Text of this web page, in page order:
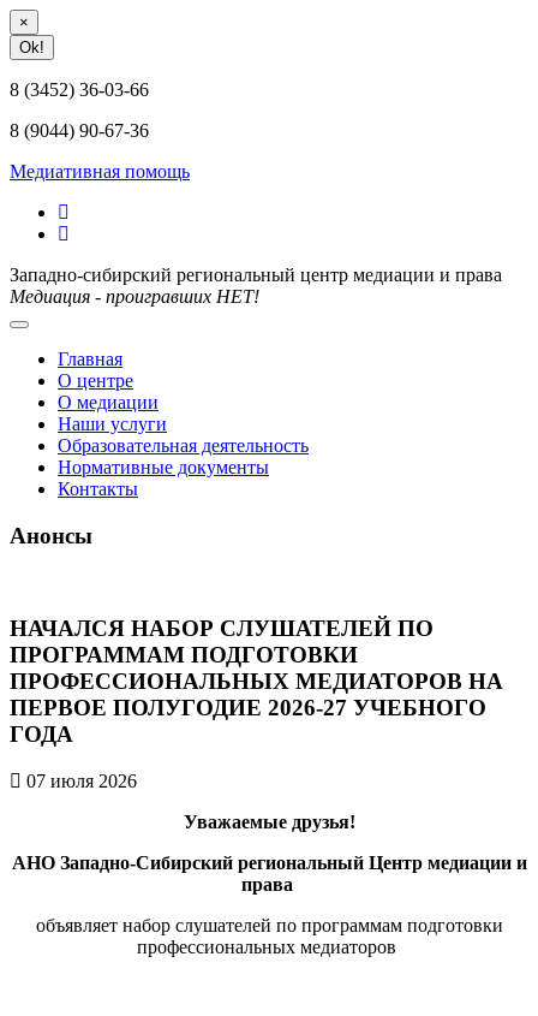
×
Ok!
8 (3452) 36-03-66
8 (9044) 90-67-36
Медиативная помощь
Западно-сибирский региональный центр медиации и права
Медиация - проигравших НЕТ!
Главная
О центре
О медиации
Наши услуги
Образовательная деятельность
Нормативные документы
Контакты
Анонсы
НАЧАЛСЯ НАБОР СЛУШАТЕЛЕЙ ПО
ПРОГРАММАМ ПОДГОТОВКИ
ПРОФЕССИОНАЛЬНЫХ МЕДИАТОРОВ НА
ПЕРВОЕ ПОЛУГОДИЕ 2026-27 УЧЕБНОГО
ГОДА
07 июля 2026
Уважаемые друзья!
АНО Западно-Сибирский региональный Центр медиации и
права
объявляет набор слушателей по программам подготовки
профессиональных медиаторов